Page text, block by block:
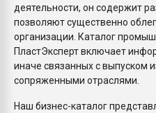
деятельности, он содержит
позволяют существенно
организации. Каталог
ПластЭксперт включает
иначе связанных с выпуском
сопряженными отраслями.
Наш бизнес-каталог